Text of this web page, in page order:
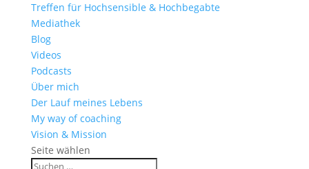
Treffen für Hochsensible & Hochbegabte
Mediathek
Blog
Videos
Podcasts
Über mich
Der Lauf meines Lebens
My way of coaching
Vision & Mission
Seite wählen